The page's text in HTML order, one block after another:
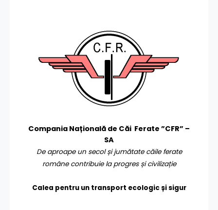
Compania Națională de Căi Ferate ”CFR” –
SA
De aproape un secol și jumătate căile ferate
române contribuie la progres și civilizație
Calea pentru un transport ecologic și sigur